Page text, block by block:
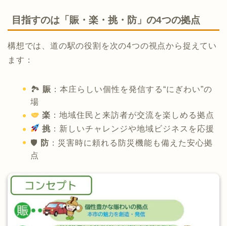
目指すのは「賑・楽・挑・防」の4つの拠点
構想では、道の駅の役割を次の4つの視点から捉えてい
ます：
🏞 賑 ：本庄らしい個性を発信する“にぎわい”の
場
楽 ：地域住民と来訪者が交流を楽しめる拠点
挑 ：新しいチャレンジや地域ビジネスを応援
🛡 防 ：災害時に頼れる防災機能も備えた安心拠
点